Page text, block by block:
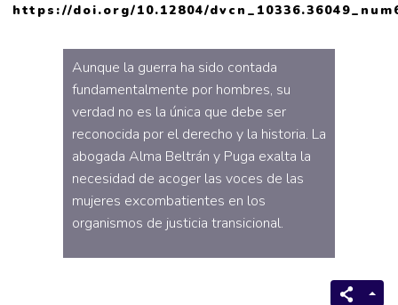
https://doi.org/10.12804/
Aunque la guerra ha sido contada
fundamentalmente por hombres, su
verdad no es la única que debe ser
reconocida por el derecho y la historia. La
abogada Alma Beltrán y Puga exalta la
necesidad de acoger las voces de las
mujeres excombatientes en los
organismos de justicia transicional.